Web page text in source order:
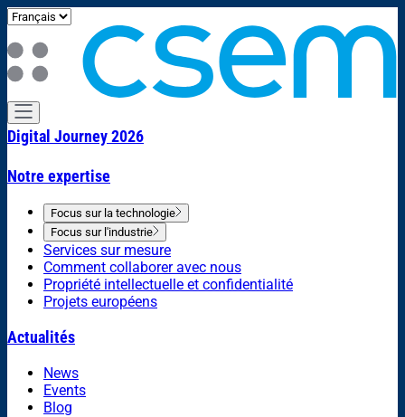
Digital Journey 2026
Notre expertise
Focus sur la technologie
Focus sur l'industrie
Services sur mesure
Comment collaborer avec nous
Propriété intellectuelle et confidentialité
Projets européens
Actualités
News
Events
Blog